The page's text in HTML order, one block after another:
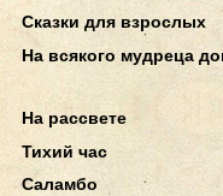
Сказки для взрослых
На всякого мудреца
На рассвете
Тихий час
Саламбо